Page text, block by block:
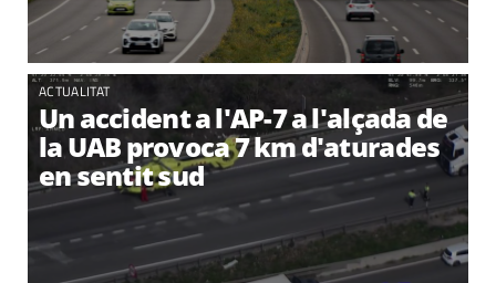
ACTUALITAT
Un accident a l'AP-7 a l'alçada de
la UAB provoca 7 km d'aturades
en sentit sud